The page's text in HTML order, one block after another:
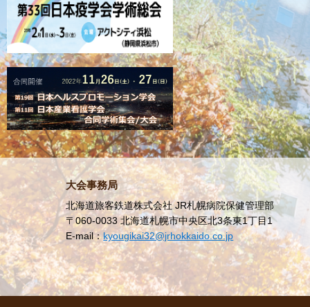
2022.07.26
2022.07.05
2022.06.29
2022.06.28
2022.06.27
2022.06.20
2022.06.17
2022.06.13
2022.06.10
2022.05.20
大会事務局
北海道旅客鉄道株式会社 JR札幌病院保健管理部
〒060-0033 北海道札幌市中央区北3条東1丁目1
E-mail：kyougikai32@jrhokkaido.co.jp